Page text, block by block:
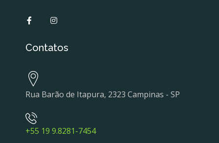
Contatos
Rua Barão de Itapura, 2323 Campinas - SP
+55 19 9.8281-7454